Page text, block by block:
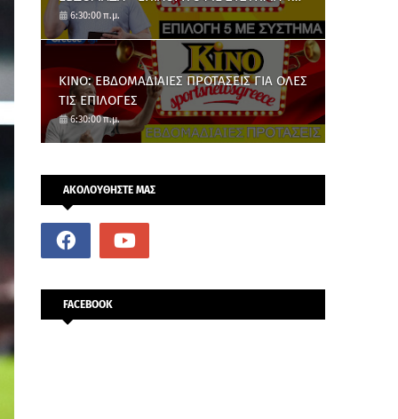
ΑΡΙΘΜΩΝ
6:30:00 π.μ.
ΚΙΝΟ: ΕΒΔΟΜΑΔΙΑΙΕΣ ΠΡΟΤΑΣΕΙΣ ΓΙΑ ΟΛΕΣ
ΤΙΣ ΕΠΙΛΟΓΕΣ
6:30:00 π.μ.
ΑΚΟΛΟΥΘΗΣΤΕ ΜΑΣ
FACEBOOK